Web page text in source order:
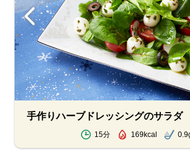
手作りハーブドレッシングのサラダ
15分 169kcal